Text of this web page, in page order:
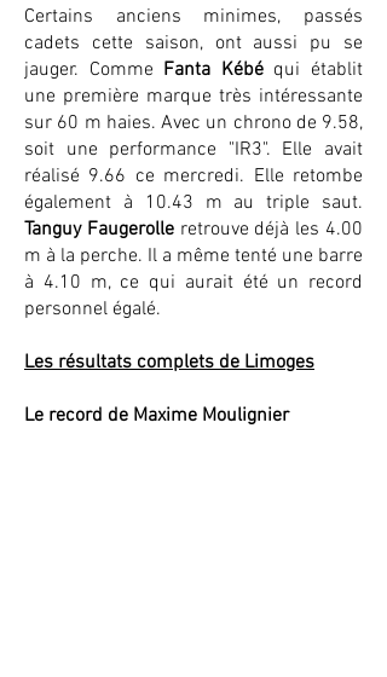
Certains anciens minimes, passés
cadets cette saison, ont aussi pu se
jauger. Comme Fanta Kébéqui établit
une première marque très intéressante
sur 60 m haies. Avec un chrono de 9.58,
soit une performance "IR3". Elle avait
réalisé 9.66 ce mercredi. Elle retombe
également à 10.43 m au triple saut.
Tanguy Faugerolleretrouve déjà les 4.00
m à la perche. Il a même tenté une barre
à 4.10 m, ce qui aurait été un record
personnel égalé.
Les résultats complets de Limoges
Le record de Maxime Moulignier